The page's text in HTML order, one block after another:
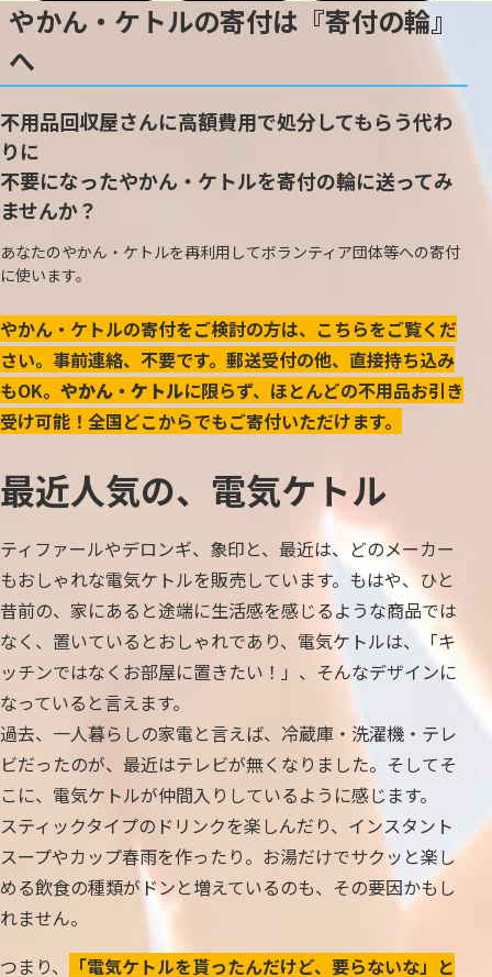
やかん・ケトルの寄付は『寄付の輪』
へ
不用品回収屋さんに高額費用で処分してもらう代わ
りに
不要になったやかん・ケトルを寄付の輪に送ってみ
ませんか？
あなたのやかん・ケトルを再利用してボランティア団体等への寄付
に使います。
やかん・ケトルの寄付をご検討の方は、こちらをご覧くだ
さい。事前連絡、不要です。郵送受付の他、直接持ち込み
もOK。 やかん・ケトルに限らず、ほとんどの不用品お引き
受け可能！全国どこからでもご寄付いただけます。
最近人気の、電気ケトル
ティファールやデロンギ、象印と、最近は、どのメーカー
もおしゃれな電気ケトルを販売しています。もはや、ひと
昔前の、家にあると途端に生活感を感じるような商品では
なく、置いているとおしゃれであり、電気ケトルは、「キ
ッチンではなくお部屋に置きたい！」、そんなデザインに
なっていると言えます。
過去、一人暮らしの家電と言えば、冷蔵庫・洗濯機・テレ
ビだったのが、最近はテレビが無くなりました。そしてそ
こに、電気ケトルが仲間入りしているように感じます。
スティックタイプのドリンクを楽しんだり、インスタント
スープやカップ春雨を作ったり。お湯だけでサクッと楽し
める飲食の種類がドンと増えているのも、その要因かもし
れません。
つまり、
「電気ケトルを貰ったんだけど、要らないな」と